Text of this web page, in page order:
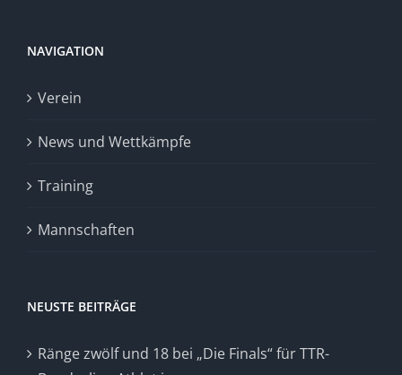
NAVIGATION
Verein
News und Wettkämpfe
Training
Mannschaften
NEUSTE BEITRÄGE
Ränge zwölf und 18 bei „Die Finals“ für TTR-